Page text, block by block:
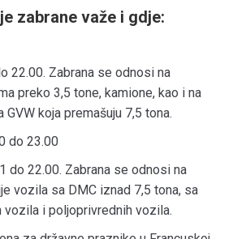
zabrane važe i gdje:
22.00. Zabrana se odnosi na
preko 3,5 tone, kamione, kao i na
koja premašuju 7,5 tona.
do 23.00
do 22.00. Zabrana se odnosi na
vozila sa DMC iznad 7,5 tona, sa
i poljoprivrednih vozila.